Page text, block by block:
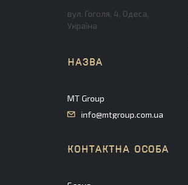
вул. Гоголя, 4, Одеса,
Україна
MT Group
info@mtgroup.com.ua